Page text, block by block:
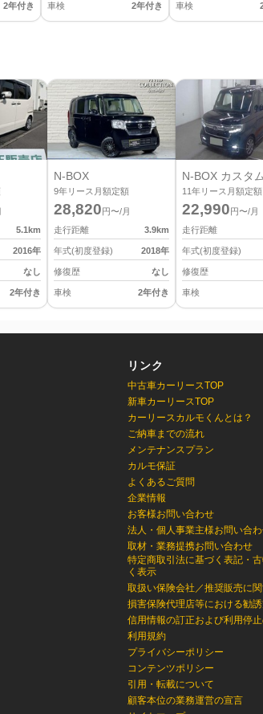
2年付き 車検 2年付き 車検
5.1km
2016年
なし
2年付き
N-BOX
9年リース月額定額
28,820 円〜/月
走行距離
3.9km
年式(初度登録) 2018年
修復歴 なし
車検 2年付き
N-BOX カスタ
11年リース月額定額
22,990 円〜/月
走行距離
年式(初度登録)
修復歴
車検
リンク
中古車カーリースTOP
新車カーリースTOP
カーリースカルモくんとは？
ご納車までの流れ
メンテナンスプラン
カルモ保証
よくあるご質問
企業情報
お客様お問い合わせ
法人・個人事業主様お問い合
取材・業務提携お問い合わせ
特定商取引法に基づく表記・
く表示
取扱い保険会社／推奨販売に
損害保険代理店等における勧
信用情報の訂正および利用停
利用規約
プライバシーポリシー
コンテンツポリシー
引用・転載について
顧客本位の業務運営の宣言